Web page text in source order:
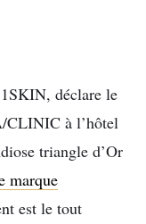
déclare le
CLINIC à l’hôtel
triangle d’Or
marque
est le tout